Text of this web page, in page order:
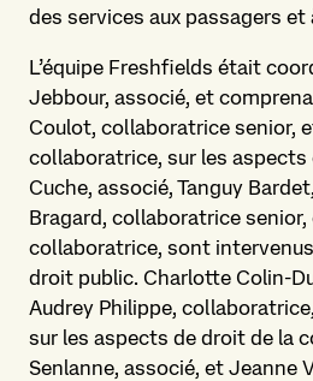
des services aux passagers et
L’équipe Freshfields était
Jebbour, associé, et
Coulot, collaboratrice senior,
collaboratrice, sur les aspects
Cuche, associé, Tanguy
Bragard, collaboratrice senior,
collaboratrice, sont
droit public. Charlotte Colin-
Audrey Philippe,
sur les aspects de droit de la
Senlanne, associé, et Jeanne